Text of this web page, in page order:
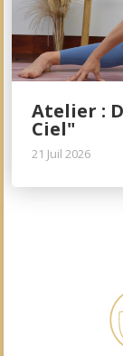
Atelier :
Ciel"
21 Juil 2026